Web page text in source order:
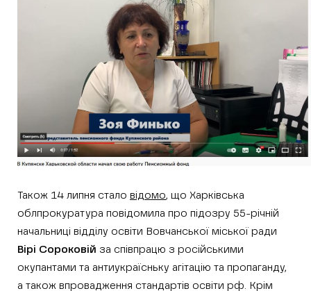
Також 14 липня стало відомо, що Харківська
облпрокуратура повідомила про підозру 55-річній
начальниці відділу освіти Вовчанської міської ради
Вірі Сороковій за співпрацю з російськими
окупантами та антиукраїсньку агітацію та пропаганду,
а також впровадження стандартів освіти рф. Крім